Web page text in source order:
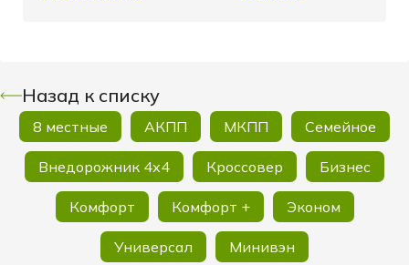
Назад к списку
8 местные АКПП МКПП Семейное
Внедорожник 4х4 Кроссовер Бизнес
Комфорт Комфорт + Эконом
Универсал Минивэн